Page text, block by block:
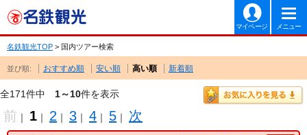
マイページ メニュー
名鉄観光TOP > 国内ツアー検索
並び順: おすすめ順 安い順 高い順 新着順
全171件中 1～10件を表示
前 ｜ 1 ｜ 2 ｜ 3 ｜ 4 ｜ 5 ｜ 次